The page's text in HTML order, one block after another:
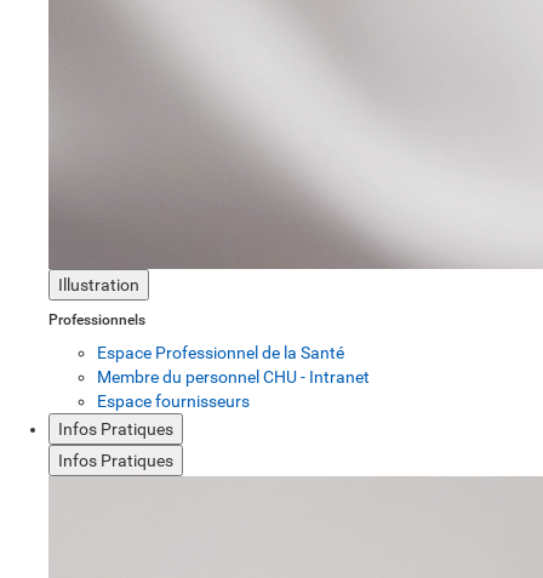
Illustration
Professionnels
Espace Professionnel de la Santé
Membre du personnel CHU - Intranet
Espace fournisseurs
Infos Pratiques
Infos Pratiques